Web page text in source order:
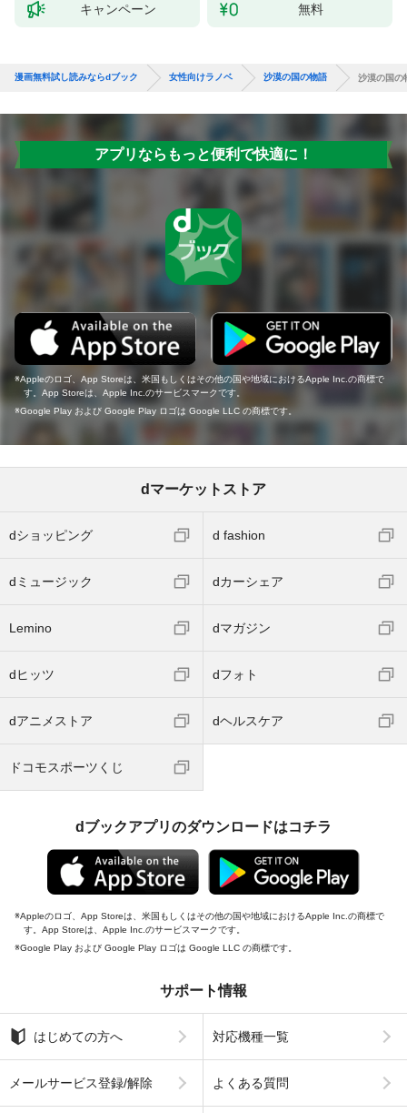
キャンペーン 無料
漫画無料試し読みならdブック 女性向けラノベ 沙漠の国の物語 沙漠の国
アプリならもっと便利で快適に！
Appleのロゴ、App Storeは、米国もしくはその他の国や地域におけるApple Inc.の商標で
す。App Storeは、Apple Inc.のサービスマークです。
Google Play および Google Play ロゴは Google LLC の商標です。
dマーケットストア
dショッピング d fashion
dミュージック dカーシェア
Lemino dマガジン
dヒッツ dフォト
dアニメストア dヘルスケア
ドコモスポーツくじ
dブックアプリのダウンロードはコチラ
Appleのロゴ、App Storeは、米国もしくはその他の国や地域におけるApple Inc.の商標で
す。App Storeは、Apple Inc.のサービスマークです。
Google Play および Google Play ロゴは Google LLC の商標です。
サポート情報
はじめての方へ 対応機種一覧
メールサービス登録/解除 よくある質問